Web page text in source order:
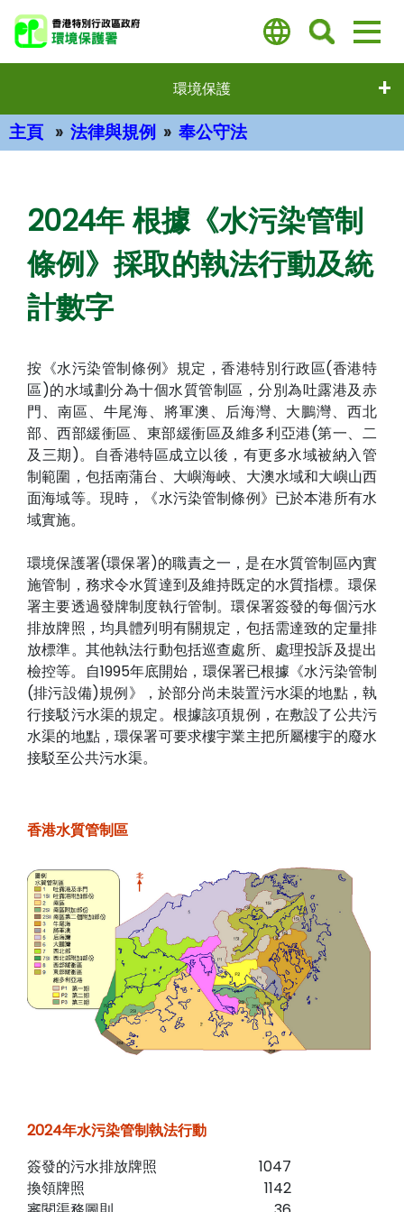
內
環境保護
主頁 法律與規例 奉公守法
2024年 根據《水污染管制
條例》採取的執法行動及統
計數字
按《水污染管制條例》規定，香港特別行政區(香港特
區)的水域劃分為十個水質管制區，分別為吐露港及赤
門、南區、牛尾海、將軍澳、后海灣、大鵬灣、西北
部、西部緩衝區、東部緩衝區及維多利亞港(第一、二
及三期)。自香港特區成立以後，有更多水域被納入管
制範圍，包括南蒲台、大嶼海峽、大澳水域和大嶼山西
面海域等。現時，《水污染管制條例》已於本港所有水
域實施。
環境保護署(環保署)的職責之一，是在水質管制區內實
施管制，務求令水質達到及維持既定的水質指標。環保
署主要透過發牌制度執行管制。環保署簽發的每個污水
排放牌照，均具體列明有關規定，包括需達致的定量排
放標準。其他執法行動包括巡查處所、處理投訴及提出
檢控等。自1995年底開始，環保署已根據《水污染管制
(排污設備)規例》，於部分尚未裝置污水渠的地點，執
行接駁污水渠的規定。根據該項規例，在敷設了公共污
水渠的地點，環保署可要求樓宇業主把所屬樓宇的廢水
接駁至公共污水渠。
香港水質管制區
2024年水污染管制執法行動
簽發的污水排放牌照
1047
換領牌照
1142